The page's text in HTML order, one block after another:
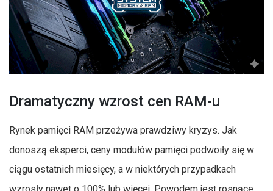
Dramatyczny wzrost cen RAM-u
Rynek pamięci RAM przeżywa prawdziwy kryzys. Jak
donoszą eksperci, ceny modułów pamięci podwoiły się w
ciągu ostatnich miesięcy, a w niektórych przypadkach
wzrosły nawet o 100% lub więcej. Powodem jest rosnące